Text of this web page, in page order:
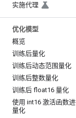
实施代理
优化模型
概览
训练后量化
训练后动态范围量化
训练后整数量化
训练后 float16 量化
使用 int16 激活函数
量化